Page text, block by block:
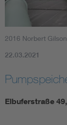
2016 Norbert Gilson
22.03.2021
Elbuferstraße